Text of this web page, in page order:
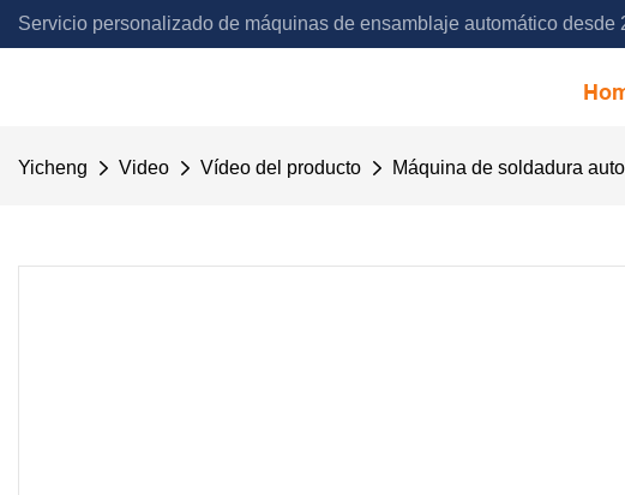
Servicio personalizado de máquinas de ensamblaje automático desde
Yicheng Video Vídeo del producto Máquina de soldadura